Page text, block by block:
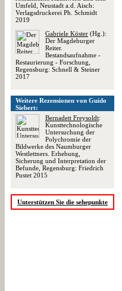
Umfeld, Neustadt a.d. Aisch:
Verlagsdruckerei Ph. Schmidt
2019
Gabriele Köster (Hg.):
Der Magdeburger
Reiter.
Bestandsaufnahme -
Restaurierung - Forschung,
Regensburg: Schnell & Steiner
2017
Weitere Rezensionen von Guido
Siebert:
Bernadett Freysoldt:
Kunsttechnologische
Untersuchung der
Polychromie der
Bildwerke des Naumburger
Westlettners. Erhebung,
Sicherung und Interpretation der
Befunde, Regensburg: Friedrich
Pustet 2015
Unterstützen Sie die sehepunkte